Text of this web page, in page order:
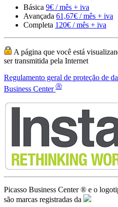
Regulamento geral de proteção de
Business CenterⓇ
Picasso Business Center ® e o
são marcas registradas da
Serviços de escritório virtual
Desenho web básico
Números de telefone europeus
Números de fax europeus
Envio de cartas da Europa
Domínios .ES ou .EU
Atendimento de chamadas
Hospedagem europeia SSL/
Wordpress/Prestashop